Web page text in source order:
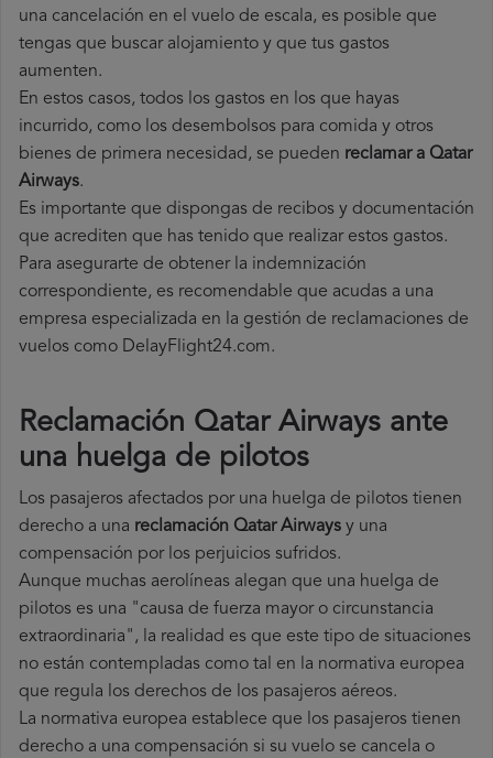
una cancelación en el vuelo de escala, es posible que
tengas que buscar alojamiento y que tus gastos
aumenten.
En estos casos, todos los gastos en los que hayas
incurrido, como los desembolsos para comida y otros
bienes de primera necesidad, se pueden reclamar a Qatar
Airways.
Es importante que dispongas de recibos y documentación
que acrediten que has tenido que realizar estos gastos.
Para asegurarte de obtener la indemnización
correspondiente, es recomendable que acudas a una
empresa especializada en la gestión de reclamaciones de
vuelos como DelayFlight24.com.
Reclamación Qatar Airways ante
una huelga de pilotos
Los pasajeros afectados por una huelga de pilotos tienen
derecho a una reclamación Qatar Airways y una
compensación por los perjuicios sufridos.
Aunque muchas aerolíneas alegan que una huelga de
pilotos es una "causa de fuerza mayor o circunstancia
extraordinaria", la realidad es que este tipo de situaciones
no están contempladas como tal en la normativa europea
que regula los derechos de los pasajeros aéreos.
La normativa europea establece que los pasajeros tienen
derecho a una compensación si su vuelo se cancela o